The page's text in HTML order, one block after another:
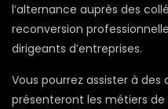
l’alternance auprès des
reconversion
dirigeants d’entreprises.
Vous pourrez assister à
présenteront les métiers